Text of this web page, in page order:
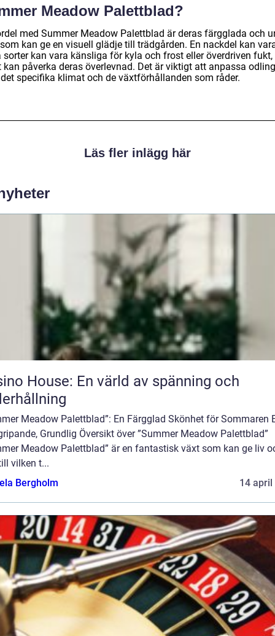
Meadow Palettblad?
med Summer Meadow Palettblad är deras färgglada och
kan ge en visuell glädje till trädgården. En nackdel kan
sorter kan vara känsliga för kyla och frost eller överdriven fukt,
kan påverka deras överlevnad. Det är viktigt att anpassa
specifika klimat och de växtförhållanden som råder.
Läs fler inlägg här
House: En värld av spänning och
Meadow Palettblad”: En Färgglad Skönhet för Sommaren
Grundlig Översikt över ”Summer Meadow Palettblad”
Meadow Palettblad” är en fantastisk växt som kan ge liv
vilken t...
Bergholm
14 april